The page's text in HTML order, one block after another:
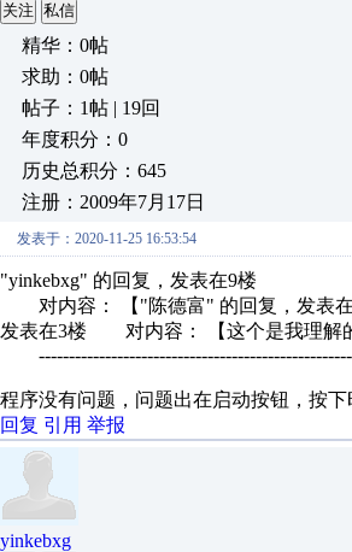
关注 私信
精华：0帖
求助：0帖
帖子：1帖 | 19回
年度积分：0
历史总积分：645
注册：2009年7月17日
发表于：2020-11-25 16:53:54
"yinkebxg" 的回复，发表在9楼
对内容： 【"陈德富" 的回复，发表
发表在3楼 对内容： 【这个是我理解
程序没有问题，问题出在启动按钮，按下
回复 引用 举报
yinkebxg